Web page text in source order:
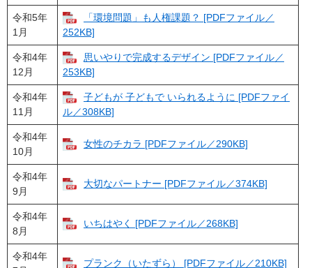
令和5年
1月
「環境問題」も人権課題？ [PDFファイル／
252KB]
令和4年
12月
思いやりで完成するデザイン [PDFファイル／
253KB]
令和4年
11月
子どもが 子どもで いられるように [PDFファイ
ル／308KB]
令和4年
10月
女性のチカラ [PDFファイル／290KB]
令和4年
9月
大切なパートナー [PDFファイル／374KB]
令和4年
8月
いちはやく [PDFファイル／268KB]
令和4年
プランク（いたずら） [PDFファイル／210KB]